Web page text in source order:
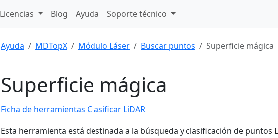
Licencias Blog Ayuda Soporte técnico
Ayuda MDTopX Módulo Láser Buscar puntos Superficie mágica
Superficie mágica
Ficha de herramientas Clasificar LiDAR
Esta herramienta está destinada a la búsqueda y clasificación de